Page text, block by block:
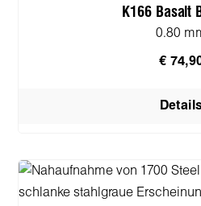
K166 Basalt
0.80
€